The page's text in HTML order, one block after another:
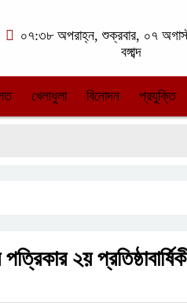
০৭:৩৮ অপরাহ্ন, শুক্রবার, ০৭
বঙ্গাব্দ
খেলাধুলা বিনোদন প্রযুক্তি
২য়